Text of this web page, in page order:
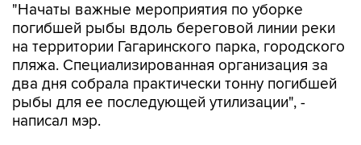
"Начаты важные мероприятия по уборке
погибшей рыбы вдоль береговой линии реки
на территории Гагаринского парка, городского
пляжа. Специализированная организация за
два дня собрала практически тонну погибшей
рыбы для ее последующей утилизации", -
написал мэр.